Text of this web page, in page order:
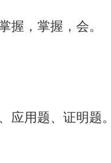
握，掌握，会。
应用题、证明题